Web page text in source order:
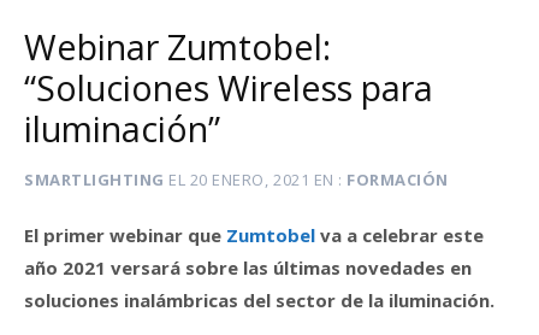
Webinar Zumtobel:
“Soluciones Wireless para
iluminación”
SMARTLIGHTING EL 20 ENERO, 2021 EN FORMACIÓN
El primer webinar que Zumtobel va a celebrar este
año 2021 versará sobre las últimas novedades en
soluciones inalámbricas del sector de la iluminación.